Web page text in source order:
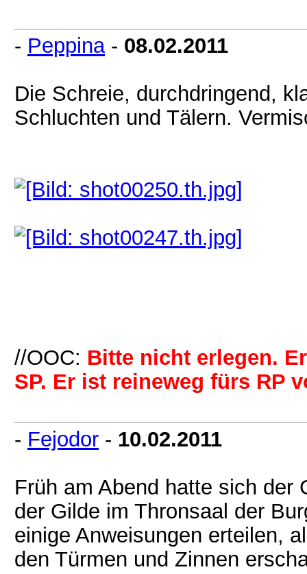
- Peppina- 08.02.2011
Die Schreie, durchdringend,
Schluchten und Tälern.
//OOC: Bitte nicht erlegen.
SP. Er ist reineweg fürs RP
- Fejodor - 10.02.2011
Früh am Abend hatte sich der
der Gilde im Thronsaal der
einige Anweisungen erteilen,
den Türmen und Zinnen